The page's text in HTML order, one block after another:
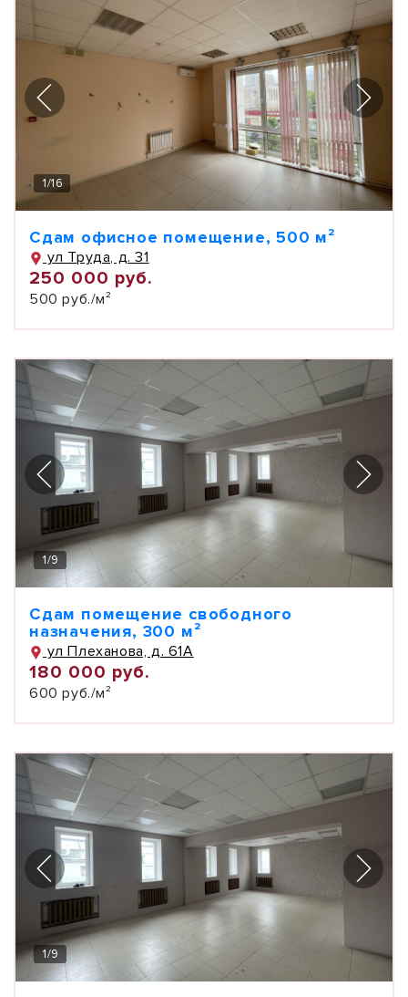
1/16
Сдам офисное помещение, 500 м²
ул Труда, д. 31
250 000 руб.
500 руб./м²
1/9
Сдам помещение свободного
назначения, 300 м²
ул Плеханова, д. 61А
180 000 руб.
600 руб./м²
1/9